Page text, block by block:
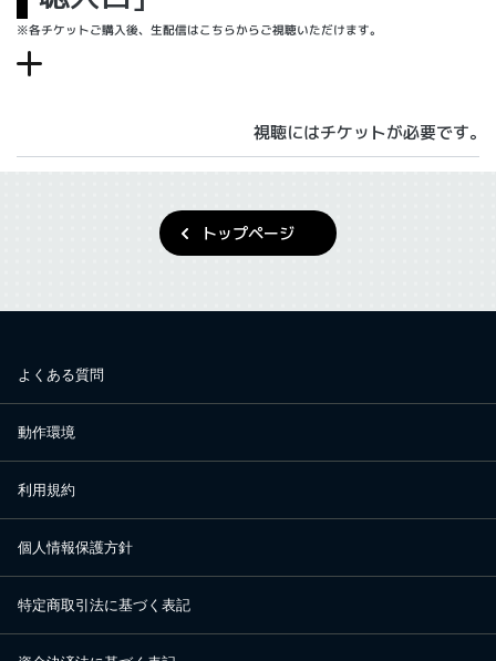
※各チケットご購入後、生配信はこちらからご視聴いただけます。
視聴にはチケットが必要です。
トップページ
よくある質問
動作環境
利用規約
個人情報保護方針
特定商取引法に基づく表記